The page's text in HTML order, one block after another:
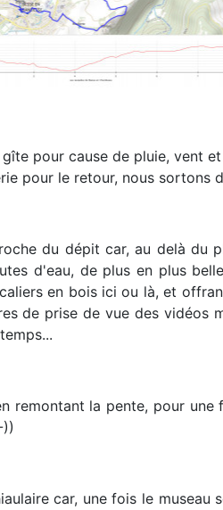
pour cause de pluie, vent
pour le retour, nous sortons
du dépit car, au delà
d'eau, de plus en plus
en bois ici ou là, et
de prise de vue des
remontant la pente, pour
car, une fois le